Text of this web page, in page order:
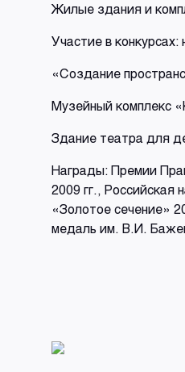
Жилые здания и
Участие в
«Создание
Музейный комплекс
Здание театра для
Награды: Премии
2009 гг., Российская
«Золотое сечение»
медаль им. В.И.